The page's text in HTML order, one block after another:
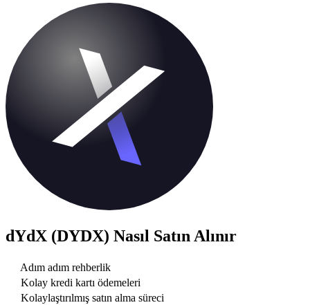
dYdX (DYDX) Nasıl Satın Alınır
Adım adım rehberlik
Kolay kredi kartı ödemeleri
Kolaylaştırılmış satın alma süreci